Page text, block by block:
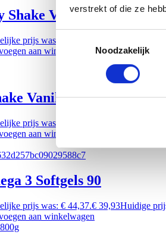
verstrekt of die ze
Noodzakelijk
Shake Vanille Pdr 850g
prijs was: € 30,38.
aan winkelwagen
Vanille 500g
prijs was: € 37,00.
aan winkelwagen
3 Softgels 90
prijs was: € 44,37.€ 39,93Huidige
aan winkelwagen